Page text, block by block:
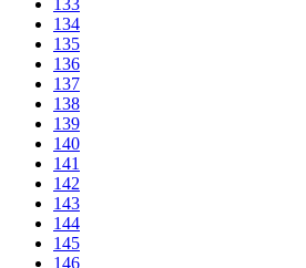
134
135
136
137
138
139
140
141
142
143
144
145
146